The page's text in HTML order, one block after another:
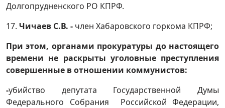
Долгопрудненского РО КПРФ.
17. Чичаев С.В. - член Хабаровского горкома КПРФ;
При этом, органами прокуратуры до настоящего
времени не раскрыты уголовные преступления
совершенные в отношении коммунистов:
-убийство депутата Государственной Думы
Федерального Собрания Российской Федерации,